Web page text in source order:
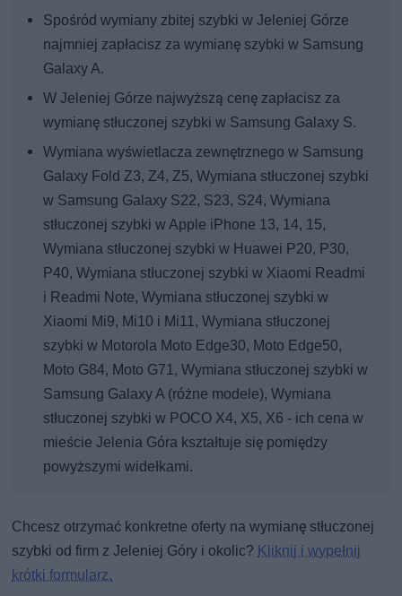
Spośród wymiany zbitej szybki w Jeleniej Górze
najmniej zapłacisz za wymianę szybki w Samsung
Galaxy A.
W Jeleniej Górze najwyższą cenę zapłacisz za
wymianę stłuczonej szybki w Samsung Galaxy S.
Wymiana wyświetlacza zewnętrznego w Samsung
Galaxy Fold Z3, Z4, Z5, Wymiana stłuczonej szybki
w Samsung Galaxy S22, S23, S24, Wymiana
stłuczonej szybki w Apple iPhone 13, 14, 15,
Wymiana stłuczonej szybki w Huawei P20, P30,
P40, Wymiana stłuczonej szybki w Xiaomi Readmi
i Readmi Note, Wymiana stłuczonej szybki w
Xiaomi Mi9, Mi10 i Mi11, Wymiana stłuczonej
szybki w Motorola Moto Edge30, Moto Edge50,
Moto G84, Moto G71, Wymiana stłuczonej szybki w
Samsung Galaxy A (różne modele), Wymiana
stłuczonej szybki w POCO X4, X5, X6 - ich cena w
mieście Jelenia Góra kształtuje się pomiędzy
powyższymi widełkami.
Chcesz otrzymać konkretne oferty na wymianę stłuczonej
szybki od firm z Jeleniej Góry i okolic? Kliknij i wypełnij
krótki formularz.